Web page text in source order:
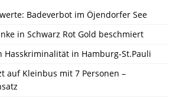
Badeverbot im Öjendorfer See
in Schwarz Rot Gold beschmiert
Hasskriminalität in Hamburg-St.Pauli
auf Kleinbus mit 7 Personen –